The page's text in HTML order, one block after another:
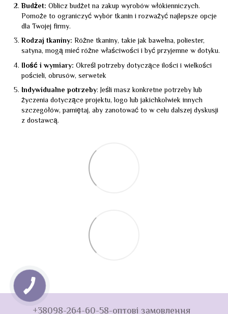
Budżet: Oblicz budżet na zakup wyrobów włókienniczych.
Pomoże to ograniczyć wybór tkanin i rozważyć najlepsze opcje
dla Twojej firmy.
Rodzaj tkaniny: Różne tkaniny, takie jak bawełna, poliester,
satyna, mogą mieć różne właściwości i być przyjemne w dotyku.
Ilość i wymiary: Określ potrzeby dotyczące ilości i wielkości
pościeli, obrusów, serwetek
Indywidualne potrzeby: Jeśli masz konkretne potrzeby lub
życzenia dotyczące projektu, logo lub jakichkolwiek innych
szczegółów, pamiętaj, aby zanotować to w celu dalszej dyskusji
z dostawcą.